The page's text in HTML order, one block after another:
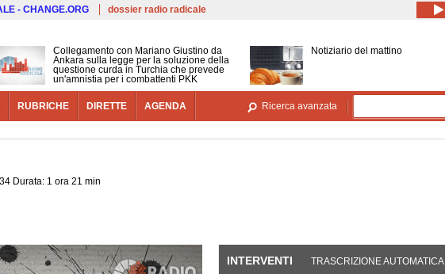
Salta al contenuto principale
- CHANGE.ORG dossier radio radicale
Collegamento con Mariano Giustino da
Ankara sulla legge per la soluzione della
questione curda in Turchia che prevede
un'amnistia per i combattenti PKK
Notiziario del mattino
RUBRICHE DIRETTE AGENDA Ricerca avanzata
Durata: 1 ora 21 min
INTERVENTI (SCHEDA ATTIVA)
TRASCRIZIONE AUTOMATICA